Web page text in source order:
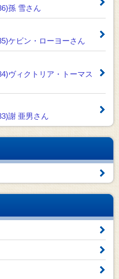
孫 雪さん
ケビン・ローヨーさん
ヴィクトリア・トーマス
謝 亜男さん